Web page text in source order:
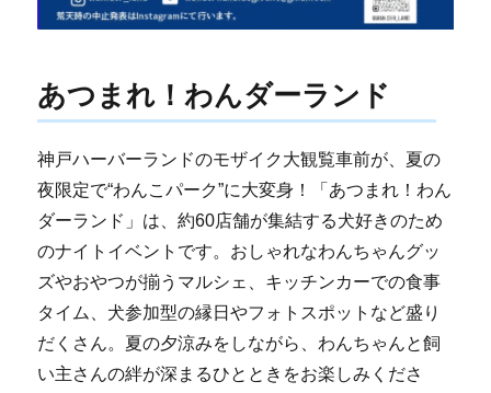
あつまれ！わんダーランド
神戸ハーバーランドのモザイク大観覧車前が、夏の
夜限定で“わんこパーク”に大変身！「あつまれ！わん
ダーランド」は、約60店舗が集結する犬好きのため
のナイトイベントです。おしゃれなわんちゃんグッ
ズやおやつが揃うマルシェ、キッチンカーでの食事
タイム、犬参加型の縁日やフォトスポットなど盛り
だくさん。夏の夕涼みをしながら、わんちゃんと飼
い主さんの絆が深まるひとときをお楽しみくださ